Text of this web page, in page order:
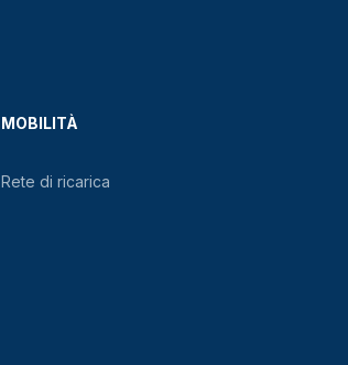
MOBILITÀ
Rete di ricarica